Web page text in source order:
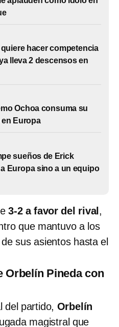
hacer competencia
lleva 2 descensos en
Ochoa consuma su
Europa
sueños de Erick
Europa sino a un equipo
3-2 a favor del rival ,
que mantuvo a los
sus asientos hasta el
Orbelín Pineda con
del partido, Orbelín
magistral que